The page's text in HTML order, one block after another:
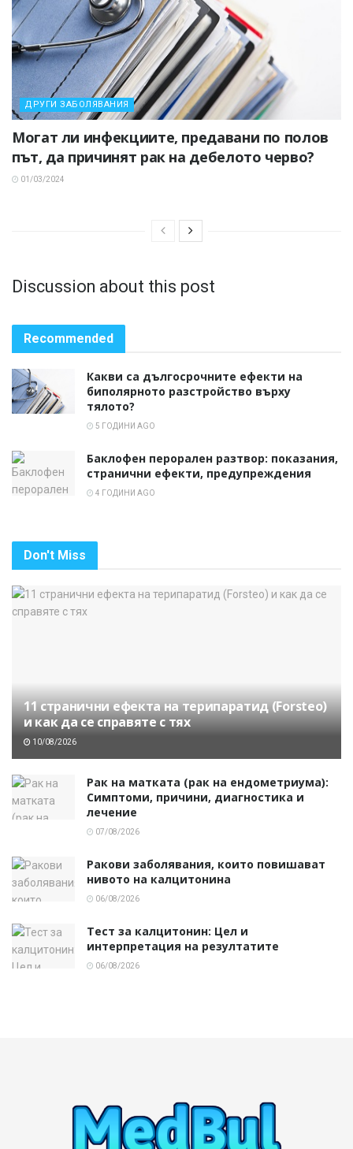
ДРУГИ ЗАБОЛЯВАНИЯ
Могат ли инфекциите, предавани по полов
път, да причинят рак на дебелото черво?
01/03/2024
Discussion about this post
Recommended
Какви са дългосрочните ефекти на
биполярното разстройство върху
тялото?
5 ГОДИНИ AGO
Баклофен перорален разтвор: показания,
странични ефекти, предупреждения
4 ГОДИНИ AGO
Don't Miss
11 странични ефекта на терипаратид (Forsteo)
и как да се справяте с тях
10/08/2026
Рак на матката (рак на ендометриума):
Симптоми, причини, диагностика и
лечение
07/08/2026
Ракови заболявания, които повишават
нивото на калцитонина
06/08/2026
Тест за калцитонин: Цел и
интерпретация на резултатите
06/08/2026